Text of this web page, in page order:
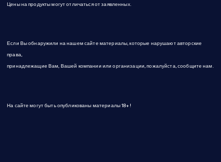
Цены на продукты могут отличаться от заявленных.
Если Вы обнаружили на нашем сайте материалы, которые нарушают авторские
права,
принадлежащие Вам, Вашей компании или организации, пожалуйста, сообщите нам.
На сайте могут быть опубликованы материалы 18+!